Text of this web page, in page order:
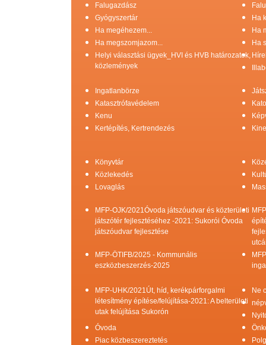
Falugazdász
Gyógyszertár
Ha
Ha megéhezem...
Ha
Ha megszomjazom...
Ha
Helyi választási ügyek_HVI és HVB határozatok,
közlemények
Ingatlanbörze
Katasztrófavédelem
Kenu
Kertépítés, Kertrendezés
Könyvtár
Közlekedés
Lovaglás
MFP-OJK/2021Óvoda játszóudvar és közterületi
játszótér fejlesztéséhez -2021: Sukorói Óvoda
játszóudvar fejlesztése
MFP-ÖTIFB/2025 - Kommunális
eszközbeszerzés-2025
MFP-UHK/2021Út, híd, kerékpárforgalmi
létesítmény építése/felújítása-2021: A belterületi
utak felújítása Sukorón
Ne
Óvoda
Piac közbeszereztetés